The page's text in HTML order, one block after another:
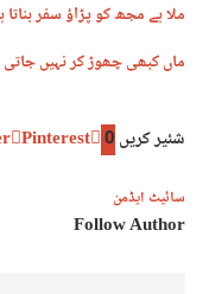
ملا ہے مجھ کو پڑاؤ سفر بناتا
ماں کبھی چھوڑ کر نہیں جاتی
شئیر کریں0
Pinterest
سائیٹ ایڈمن
Follow Author